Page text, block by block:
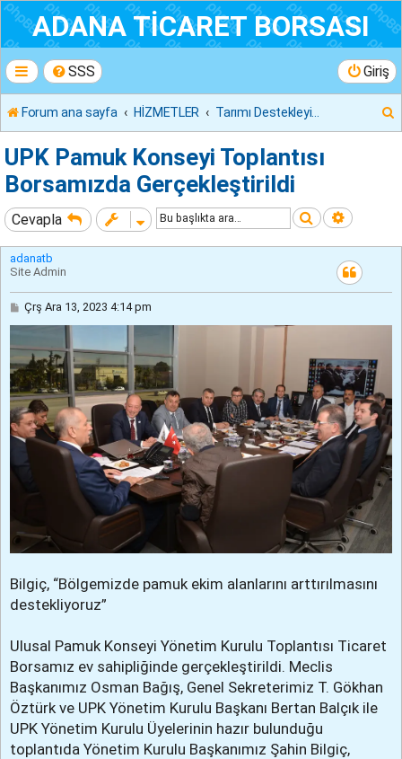
ADANA TİCARET BORSASI
SSS Giriş
Forum ana sayfa HİZMETLER
UPK Pamuk Konseyi Toplantısı
Borsamızda Gerçekleştirildi
Cevapla Ara Gelişmiş
adanatb
Site Admin
M
a
Çrş Ara 13, 2023 4:14 pm
Bilgiç, “Bölgemizde pamuk ekim alanlarını arttırılmasını
destekliyoruz”
Ulusal Pamuk Konseyi Yönetim Kurulu Toplantısı Ticaret
Borsamız ev sahipliğinde gerçekleştirildi. Meclis
Başkanımız Osman Bağış, Genel Sekreterimiz T. Gökhan
Öztürk ve UPK Yönetim Kurulu Başkanı Bertan Balçık ile
UPK Yönetim Kurulu Üyelerinin hazır bulunduğu
toplantıda Yönetim Kurulu Başkanımız Şahin Bilgiç,